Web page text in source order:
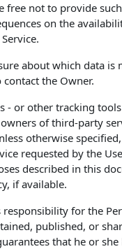
free not to provide
on the
about which data is
the Owner.
- or other tracking
of third-party
otherwise
requested by the
described in this
if available.
responsibility for the
published, or
that he or